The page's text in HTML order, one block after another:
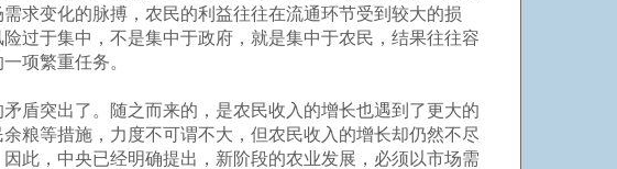
求变化的脉搏，农民的利益往往在流通环节受到较大的损
过于集中，不是集中于政府，就是集中于农民，结果往往容
项繁重任务。
突出了。随之而来的，是农民收入的增长也遇到了更大的
粮等措施，力度不可谓不大，但农民收入的增长却仍然不尽
此，中央已经明确提出，新阶段的农业发展，必须以市场需